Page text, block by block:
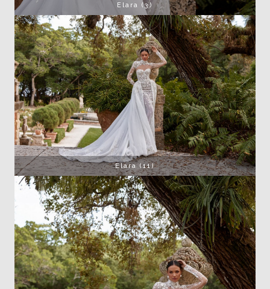
Elara (3)
Elara (11)